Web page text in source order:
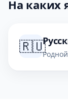
На каких
🇷🇺Родной